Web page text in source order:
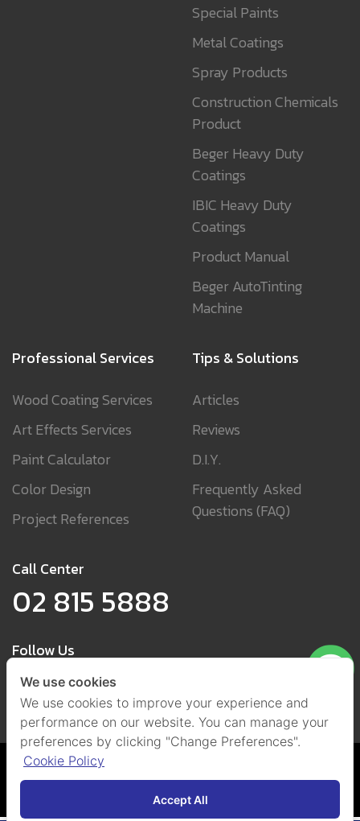
Special Paints
Metal Coatings
Spray Products
Construction Chemicals
Product
Beger Heavy Duty
Coatings
IBIC Heavy Duty
Coatings
Product Manual
Beger AutoTinting
Machine
Professional Services
Wood Coating Services
Art Effects Services
Paint Calculator
Color Design
Project References
Tips & Solutions
Articles
Reviews
D.I.Y.
Frequently Asked
Questions (FAQ)
Call Center
02 815 5888
Follow Us
Cookies and Privacy Policy
All Right Reserved.
We use cookies
We use cookies to improve your experience and
performance on our website. You can manage your
preferences by clicking "Change Preferences".
Cookie Policy
Accept All